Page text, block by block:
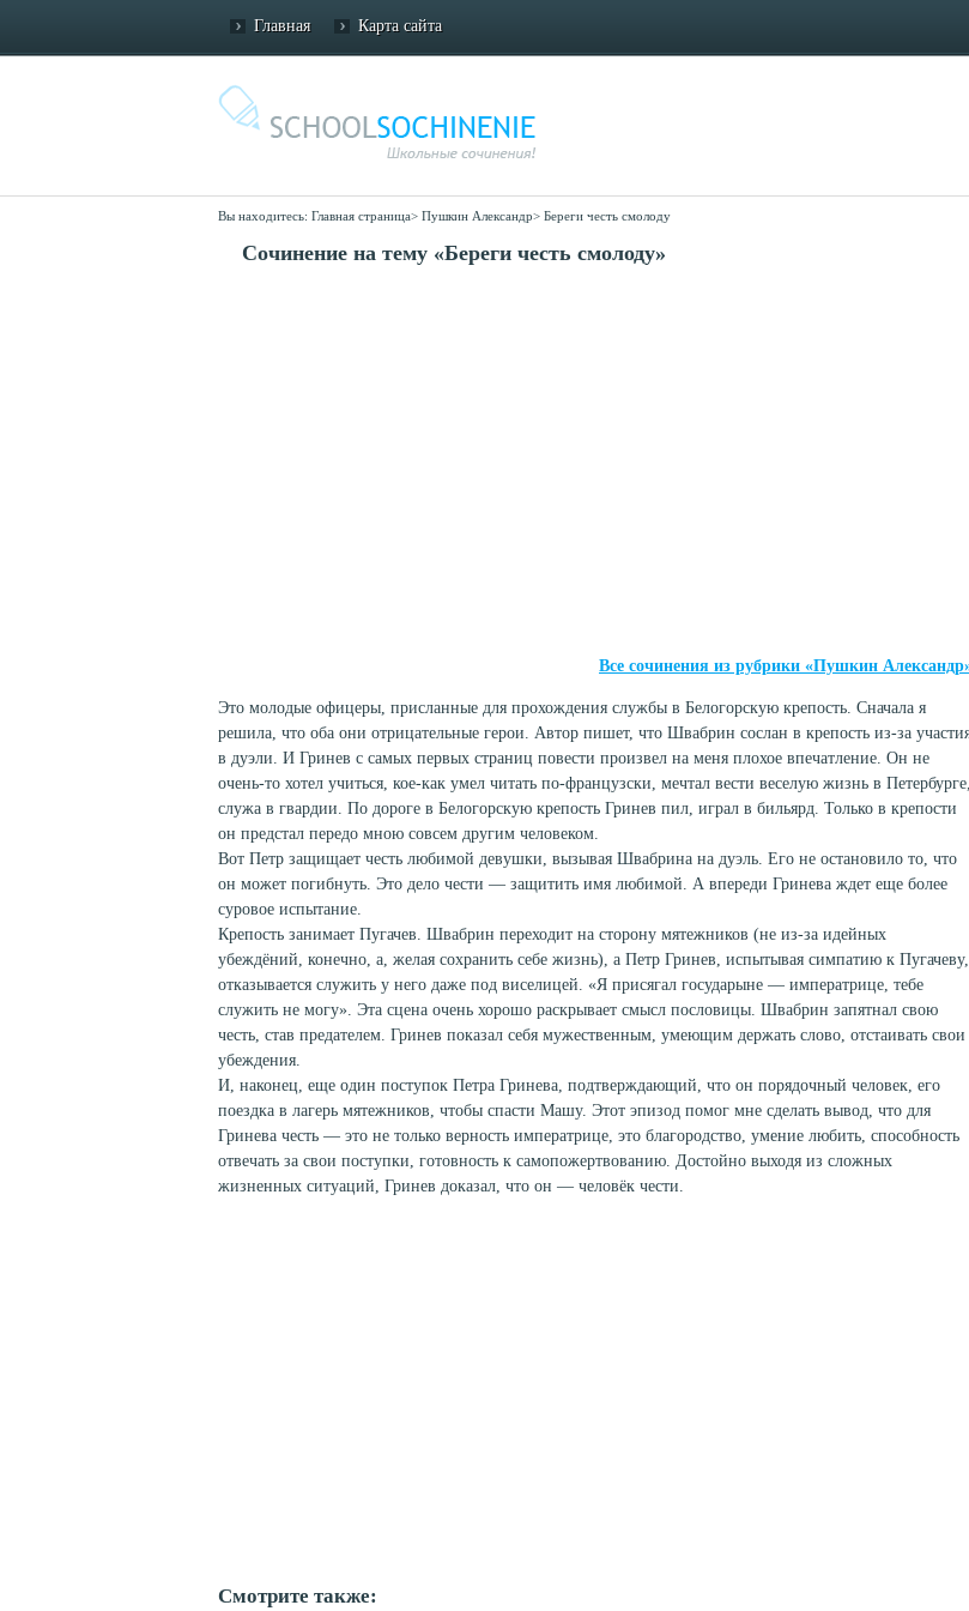
Главная Карта сайта
Вы находитесь: Главная страница> Пушкин Александр> Береги честь смолоду
Сочинение на тему «Береги честь смолоду»
Все сочинения из рубрики «Пушкин
Это молодые офицеры, присланные для прохождения службы в Белогорскую крепость. Сначала я
решила, что оба они отрицательные герои. Автор пишет, что Швабрин сослан в крепость из-за
в дуэли. И Гринев с самых первых страниц повести произвел на меня плохое впечатление. Он не
очень-то хотел учиться, кое-как умел читать по-французски, мечтал вести веселую жизнь в Петербурге,
служа в гвардии. По дороге в Белогорскую крепость Гринев пил, играл в бильярд. Только в крепости
он предстал передо мною совсем другим человеком.
Вот Петр защищает честь любимой девушки, вызывая Швабрина на дуэль. Его не остановило то, что
он может погибнуть. Это дело чести — защитить имя любимой. А впереди Гринева ждет еще более
суровое испытание.
Крепость занимает Пугачев. Швабрин переходит на сторону мятежников (не из-за идейных
убеждёний, конечно, а, желая сохранить себе жизнь), а Петр Гринев, испытывая симпатию к Пугачеву,
отказывается служить у него даже под виселицей. «Я присягал государыне — императрице, тебе
служить не могу». Эта сцена очень хорошо раскрывает смысл пословицы. Швабрин запятнал свою
честь, став предателем. Гринев показал себя мужественным, умеющим держать слово, отстаивать свои
убеждения.
И, наконец, еще один поступок Петра Гринева, подтверждающий, что он порядочный человек, его
поездка в лагерь мятежников, чтобы спасти Машу. Этот эпизод помог мне сделать вывод, что для
Гринева честь — это не только верность императрице, это благородство, умение любить, способность
отвечать за свои поступки, готовность к самопожертвованию. Достойно выходя из сложных
жизненных ситуаций, Гринев доказал, что он — человёк чести.
Смотрите также: